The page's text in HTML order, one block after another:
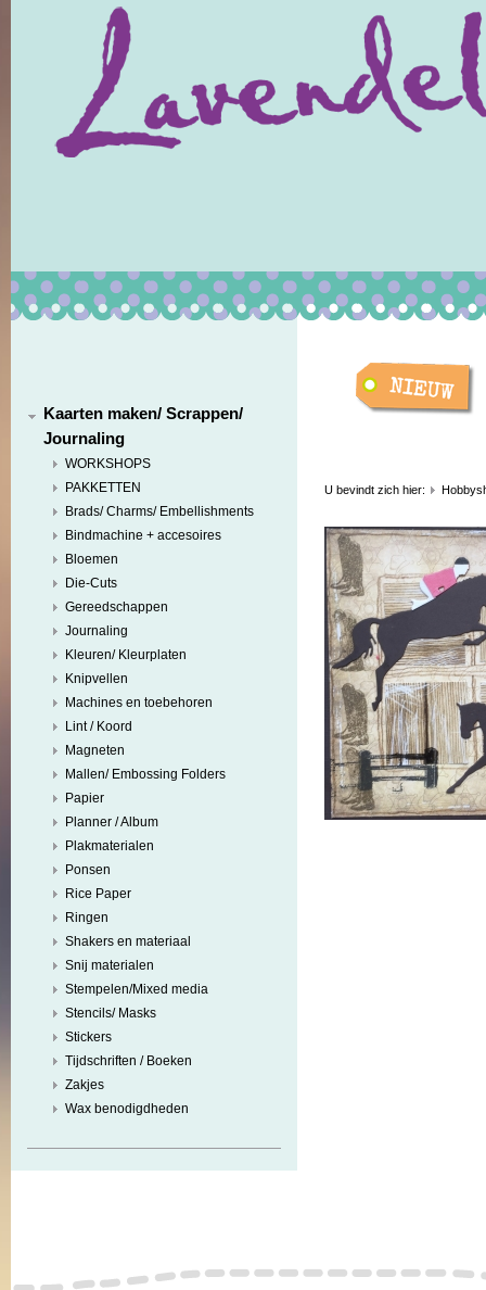
Kaarten maken/ Scrappen/
Journaling
WORKSHOPS
PAKKETTEN
Brads/ Charms/ Embellishments
Bindmachine + accesoires
Bloemen
Die-Cuts
Gereedschappen
Journaling
Kleuren/ Kleurplaten
Knipvellen
Machines en toebehoren
Lint / Koord
Magneten
Mallen/ Embossing Folders
Papier
Planner / Album
Plakmaterialen
Ponsen
Rice Paper
Ringen
Shakers en materiaal
Snij materialen
Stempelen/Mixed media
Stencils/ Masks
Stickers
Tijdschriften / Boeken
Zakjes
Wax benodigdheden
U bevindt zich hier: